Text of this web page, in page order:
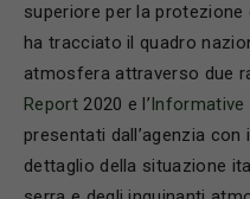
superiore per la
ha tracciato il quadro
atmosfera attraverso due
Report2020 e l’Informative
presentati dall’agenzia con
dettaglio della situazione